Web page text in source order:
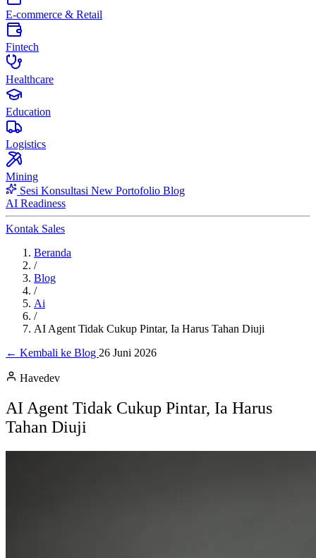
E-commerce & Retail
Fintech
Healthcare
Education
Logistics
Mining
Sesi Konsultasi New Portofolio Blog
AI Readiness
Kontak Sales
Beranda
/
Blog
/
Ai
/
AI Agent Tidak Cukup Pintar, Ia Harus Tahan Diuji
← Kembali ke Blog 26 Juni 2026
Havedev
AI Agent Tidak Cukup Pintar, Ia Harus
Tahan Diuji